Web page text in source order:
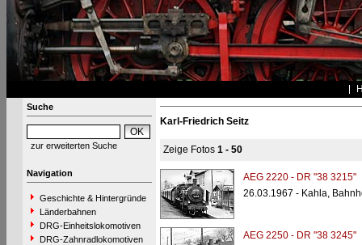
Suche
zur erweiterten Suche
Navigation
Geschichte & Hintergründe
Länderbahnen
DRG-Einheitslokomotiven
DRG-Zahnradlokomotiven
Karl-Friedrich Seitz
Zeige Fotos 1 - 50
AEG 2220 - DR "38 3215"
26.03.1967 - Kahla,
AEG 2250 - DR "38 3245"